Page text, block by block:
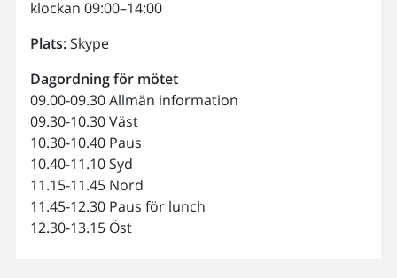
klockan 09:00–14:00
Plats:Skype
Dagordning för mötet
09.00-09.30 Allmän information
09.30-10.30 Väst
10.30-10.40 Paus
10.40-11.10 Syd
11.15-11.45 Nord
11.45-12.30 Paus för lunch
12.30-13.15 Öst